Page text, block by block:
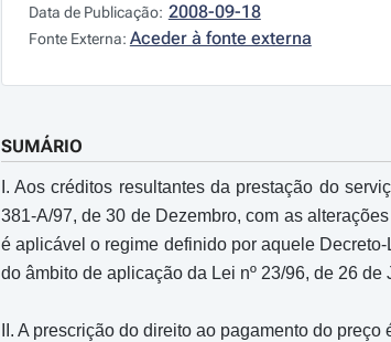
Data de Publicação: 2008-09-18
Fonte Externa: Aceder à fonte externa
SUMÁRIO
I. Aos créditos resultantes da prestação do
381-A/97, de 30 de Dezembro, com as
é aplicável o regime definido por aquele
do âmbito de aplicação da Lei nº 23/96, de 26 de
II. A prescrição do direito ao pagamento do